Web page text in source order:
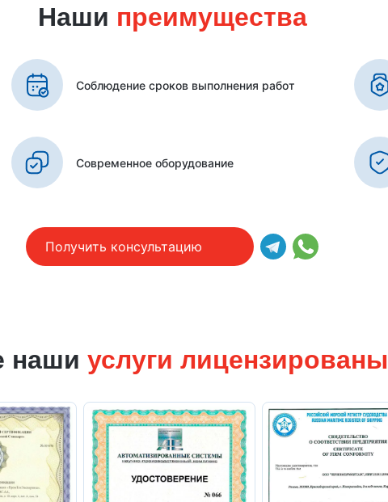
Наши преимущества
Соблюдение сроков выполнения работ
Современное оборудование
Получить консультацию
наши услуги лицензированы